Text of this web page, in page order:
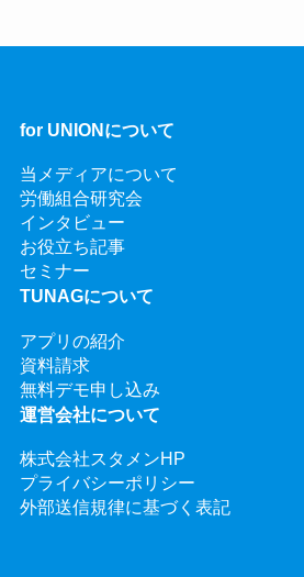
for UNIONについて
当メディアについて
労働組合研究会
インタビュー
お役立ち記事
セミナー
TUNAGについて
アプリの紹介
資料請求
無料デモ申し込み
運営会社について
株式会社スタメンHP
プライバシーポリシー
外部送信規律に基づく表記